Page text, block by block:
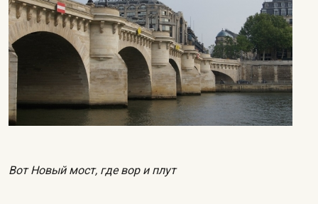
Вот Новый мост, где вор и плут